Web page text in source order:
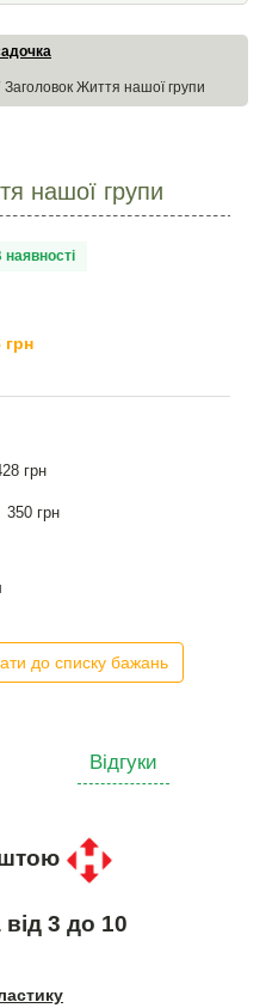
Заголовок Життя нашої групи
нашої групи
наявності
грн
грн
350 грн
до списку бажань
Відгуки
3 до 10